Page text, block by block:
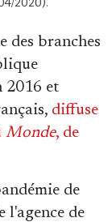
des branches
2016 et
diffuse
Monde, de
de
l'agence de